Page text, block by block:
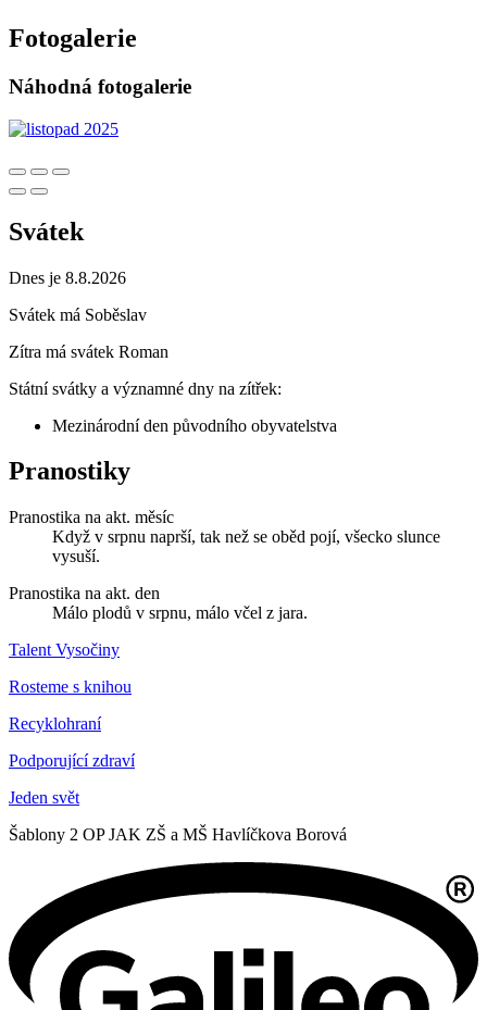
Fotogalerie
Náhodná fotogalerie
Svátek
Dnes je 8.8.2026
Svátek má Soběslav
Zítra má svátek Roman
Státní svátky a významné dny na zítřek:
Mezinárodní den původního obyvatelstva
Pranostiky
Pranostika na akt. měsíc
Když v srpnu naprší, tak než se oběd pojí, všecko slunce
vysuší.
Pranostika na akt. den
Málo plodů v srpnu, málo včel z jara.
Talent Vysočiny
Rosteme s knihou
Recyklohraní
Podporující zdraví
Jeden svět
Šablony 2 OP JAK ZŠ a MŠ Havlíčkova Borová